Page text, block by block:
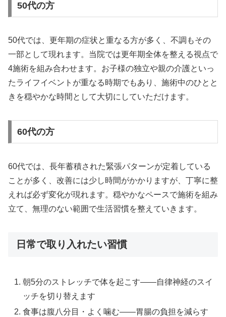
50代の方
50代では、更年期の症状と重なる方が多く、不調もその
一部として現れます。当院では更年期全体を整える視点で
4施術を組み合わせます。お子様の独立や親の介護といっ
たライフイベントが重なる時期でもあり、施術中のひとと
きを穏やかな時間として大切にしていただけます。
60代の方
60代では、長年蓄積された緊張パターンが定着している
ことが多く、改善には少し時間がかかりますが、丁寧に整
えれば必ず変化が現れます。穏やかなペースで施術を組み
立て、無理のない範囲で生活習慣を整えていきます。
日常で取り入れたい習慣
朝5分のストレッチで体を起こす——自律神経のスイ
ッチを切り替えます
食事は腹八分目・よく噛む——胃腸の負担を減らす